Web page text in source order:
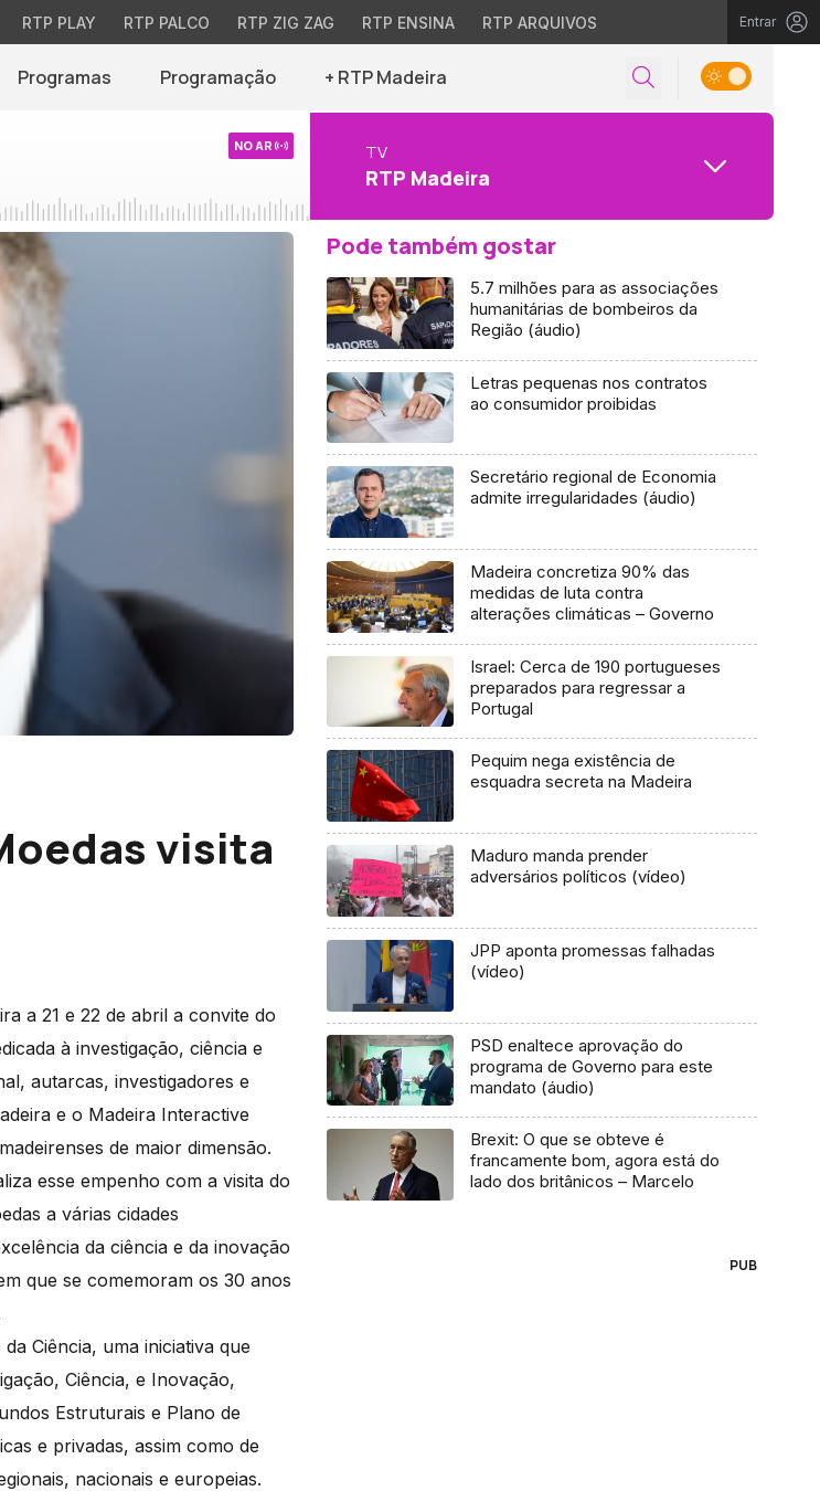
RTP PLAY RTP PALCO RTP ZIG ZAG RTP ENSINA RTP ARQUIVOS Entrar
Programas Programação + RTP Madeira
NO AR TV
RTP Madeira
visita
a 21 e 22 de abril a convite do
à investigação, ciência e
autarcas, investigadores e
e o Madeira Interactive
de maior dimensão.
esse empenho com a visita do
a várias cidades
da ciência e da inovação
que se comemoram os 30 anos
Ciência, uma iniciativa que
Ciência, e Inovação,
Estruturais e Plano de
e privadas, assim como de
nacionais e europeias.
Pode também gostar
5.7 milhões para as associações
humanitárias de bombeiros da
Região (áudio)
Letras pequenas nos contratos
ao consumidor proibidas
Secretário regional de Economia
admite irregularidades (áudio)
Madeira concretiza 90% das
medidas de luta contra
alterações climáticas – Governo
Israel: Cerca de 190 portugueses
preparados para regressar a
Portugal
Pequim nega existência de
esquadra secreta na Madeira
Maduro manda prender
adversários políticos (vídeo)
JPP aponta promessas falhadas
(vídeo)
PSD enaltece aprovação do
programa de Governo para este
mandato (áudio)
Brexit: O que se obteve é
francamente bom, agora está do
lado dos britânicos – Marcelo
PUB